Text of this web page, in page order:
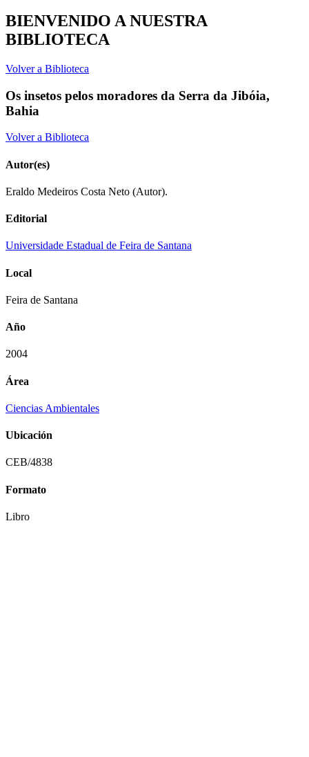
BIENVENIDO A NUESTRA
BIBLIOTECA
Volver a Biblioteca
Os insetos pelos moradores da Serra da Jibóia,
Bahia
Volver a Biblioteca
Autor(es)
Eraldo Medeiros Costa Neto (Autor).
Editorial
Universidade Estadual de Feira de Santana
Local
Feira de Santana
Año
2004
Área
Ciencias Ambientales
Ubicación
CEB/4838
Formato
Libro